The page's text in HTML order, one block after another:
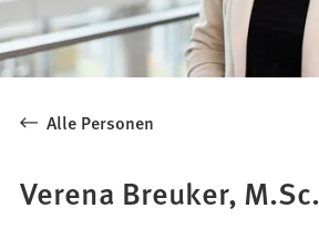
Alle Personen
Verena Breuker, M.Sc.